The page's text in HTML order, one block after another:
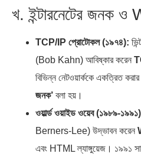
খ. ইন্টারনেটের জনক ও
TCP/IP প্রোটোকল (১৯৭৪):
(Bob Kahn) আবিষ্কার করেন
বিভিন্ন নেটওয়ার্ককে একত্রিত
জনক’ বলা হয়।
ওয়ার্ল্ড ওয়াইড ওয়েব (১৯৮৯-
Berners-Lee) উদ্ভাবন করেন
এবং HTML ল্যাঙ্গুয়েজ। ১৯৯১